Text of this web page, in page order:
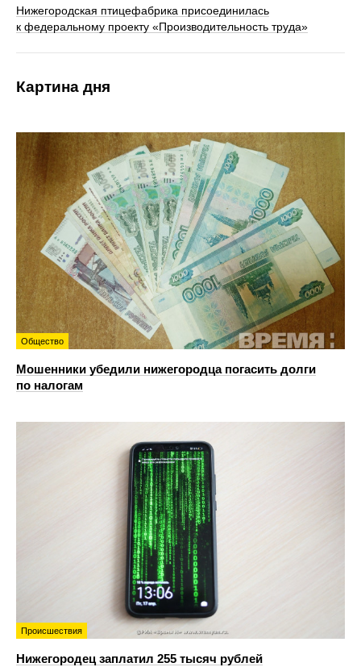
Нижегородская птицефабрика присоединилась
к федеральному проекту «Производительность труда»
Картина дня
Общество
Мошенники убедили нижегородца погасить долги
по налогам
Происшествия
Нижегородец заплатил 255 тысяч рублей